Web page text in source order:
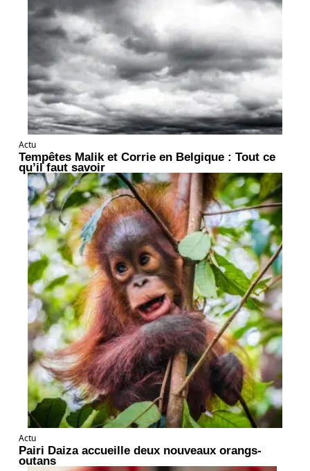
Actu
Tempêtes Malik et Corrie en Belgique : Tout ce
qu’il faut savoir
Actu
Pairi Daiza accueille deux nouveaux orangs-
outans